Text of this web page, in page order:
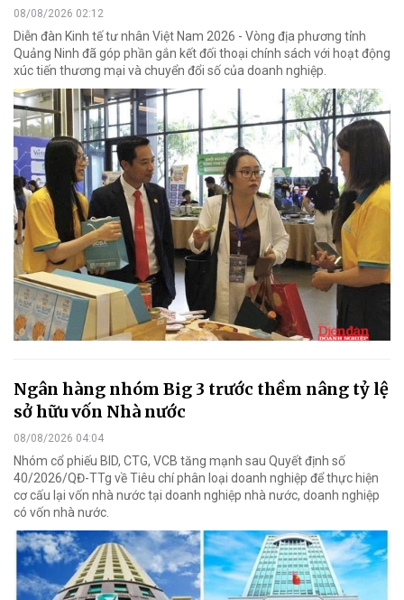
08/08/2026 02:12
Diễn đàn Kinh tế tư nhân Việt Nam 2026 - Vòng địa phương tỉnh
Quảng Ninh đã góp phần gắn kết đối thoại chính sách với hoạt động
xúc tiến thương mại và chuyển đổi số của doanh nghiệp.
Ngân hàng nhóm Big 3 trước thềm nâng tỷ lệ
sở hữu vốn Nhà nước
08/08/2026 04:04
Nhóm cổ phiếu BID, CTG, VCB tăng mạnh sau Quyết định số
40/2026/QĐ-TTg về Tiêu chí phân loại doanh nghiệp để thực hiện
cơ cấu lại vốn nhà nước tại doanh nghiệp nhà nước, doanh nghiệp
có vốn nhà nước.